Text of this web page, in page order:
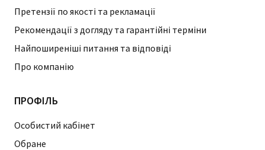
Претензії по якості та рекламації
Рекомендації з догляду та гарантійні терміни
Найпоширеніші питання та відповіді
Про компанію
ПРОФІЛЬ
Особистий кабінет
Обране